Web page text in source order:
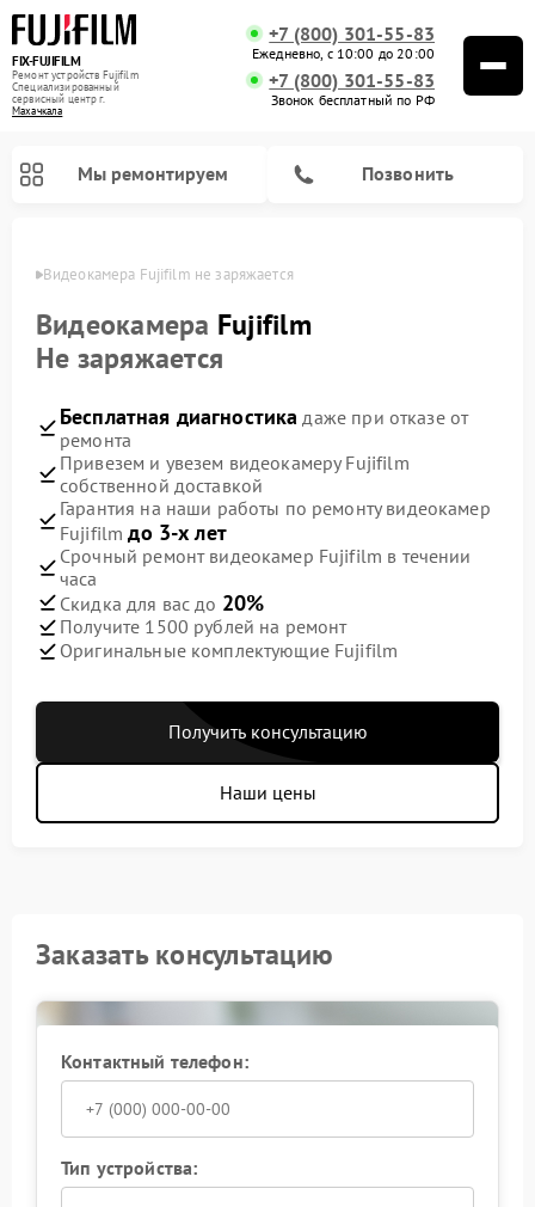
FIX-FUJIFILM
Ремонт устройств Fujifilm
Специализированный
cервисный центр г.
Махачкала
+7 (800) 301-55-83
Ежедневно, с 10:00 до 20:00
+7 (800) 301-55-83
Звонок бесплатный по РФ
Мы ремонтируем Позвонить
Видеокамера Fujifilm не заряжается
Видеокамера Fujifilm
Не заряжается
Бесплатная диагностика даже при отказе от
ремонта
Привезем и увезем видеокамеру Fujifilm
собственной доставкой
Гарантия на наши работы по ремонту видеокамер
Fujifilmдо 3-х лет
Срочный ремонт видеокамер Fujifilm в течении
часа
Скидка для вас до 20%
Получите 1500 рублей на ремонт
Оригинальные комплектующие Fujifilm
Получить консультацию
Наши цены
Заказать консультацию
Контактный телефон:
Тип устройства: